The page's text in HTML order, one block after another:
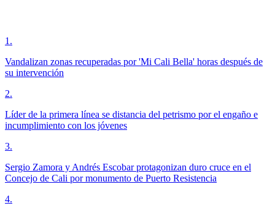
1 .
Vandalizan zonas recuperadas por 'Mi Cali Bella' horas después de
su intervención
2.
Líder de la primera línea se distancia del petrismo por el engaño e
incumplimiento con los jóvenes
3.
Sergio Zamora y Andrés Escobar protagonizan duro cruce en el
Concejo de Cali por monumento de Puerto Resistencia
4.